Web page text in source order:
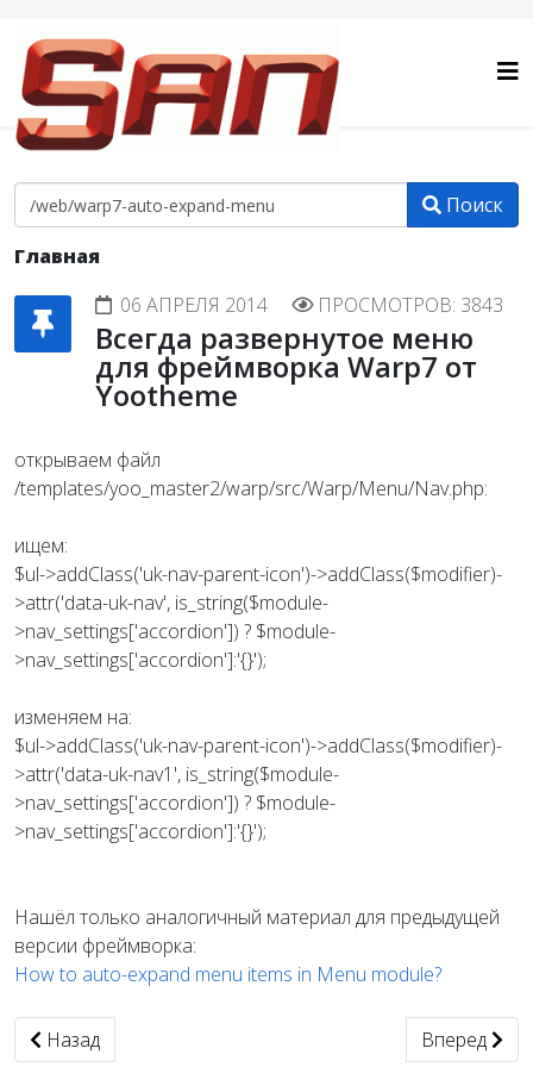
Поиск
Главная
06 АПРЕЛЯ 2014
ПРОСМОТРОВ: 3843
Всегда развернутое меню
для фреймворка Warp7 от
Yootheme
открываем файл
/templates/yoo_master2/warp/src/Warp/Menu/Nav.php:
ищем:
$ul->addClass('uk-nav-parent-icon')->addClass($modifier)-
>attr('data-uk-nav', is_string($module-
>nav_settings['accordion']) ? $module-
>nav_settings['accordion']:'{}');
изменяем на:
$ul->addClass('uk-nav-parent-icon')->addClass($modifier)-
>attr('data-uk-nav1', is_string($module-
>nav_settings['accordion']) ? $module-
>nav_settings['accordion']:'{}');
Нашёл только аналогичный материал для предыдущей
версии фреймворка:
How to auto-expand menu items in Menu module?
Предыдущий: Как поправить вывод даты в шаблонах от
Назад Следующий:
Вперед